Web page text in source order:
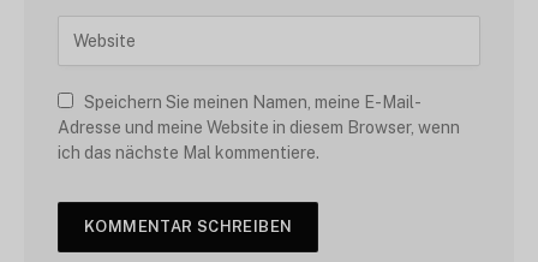
Speichern Sie meinen Namen, meine E-Mail-
Adresse und meine Website in diesem Browser, wenn
ich das nächste Mal kommentiere.